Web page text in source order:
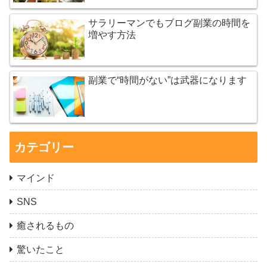
サラリーマンでもブログ副業の時間を
増やす方法
副業で“時間がない”は武器になります
カテゴリー
マインド
SNS
癒されるもの
驚いたこと